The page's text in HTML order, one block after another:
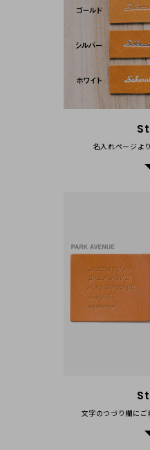
色も良く皮も馴染みの良さ
名入れをして購入しました。
梱包もキチッとして下さっ
ですが少し目立つキズがあ
なので多少キズは付いてし
その点だけが少し気になり
製品自体はすごく喜んでもら
思いをさせてしまい申し訳ご
心がけて参ります。
牛革生来の傷でなければ、ブ
することが可能かと思います
お試しください。
2018/04/06 08:20:45
母への誕生日プレゼントに
名入れページよ
文字のつづり欄に